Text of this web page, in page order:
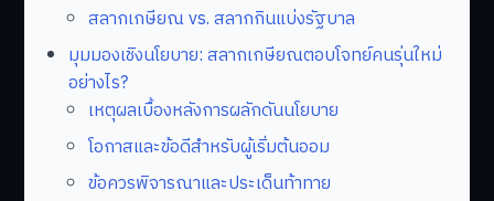
สลากเกษียณ vs. สลากกินแบ่งรัฐบาล
มุมมองเชิงนโยบาย: สลากเกษียณตอบโจทย์คนรุ่นใหม่
อย่างไร?
เหตุผลเบื้องหลังการผลักดันนโยบาย
โอกาสและข้อดีสำหรับผู้เริ่มต้นออม
ข้อควรพิจารณาและประเด็นท้าทาย